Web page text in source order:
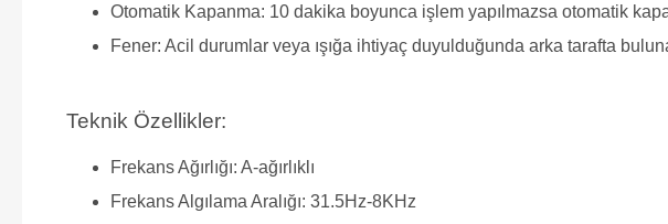
Otomatik Kapanma: 10 dakika boyunca işlem yapılmazsa otomatik
Fener: Acil durumlar veya ışığa ihtiyaç duyulduğunda arka tarafta
Teknik Özellikler:
Frekans Ağırlığı: A-ağırlıklı
Frekans Algılama Aralığı: 31.5Hz-8KHz